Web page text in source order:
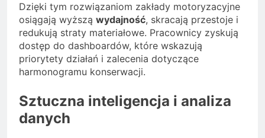
Dzięki tym rozwiązaniom zakłady motoryzacyjne
osiągają wyższą wydajność, skracają przestoje i
redukują straty materiałowe. Pracownicy zyskują
dostęp do dashboardów, które wskazują
priorytety działań i zalecenia dotyczące
harmonogramu konserwacji.
Sztuczna inteligencja i analiza
danych